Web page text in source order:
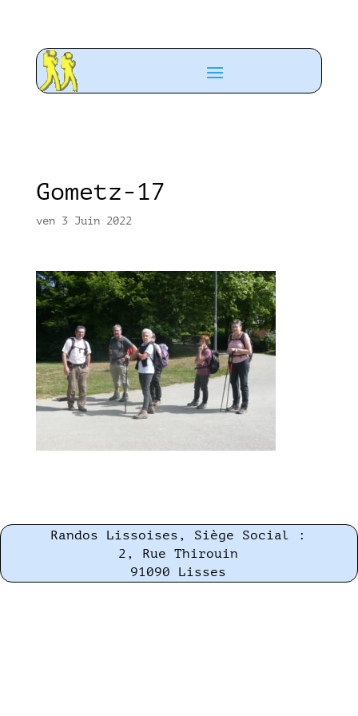
Gometz-17
ven 3 Juin 2022
Randos Lissoises, Siège Social :
2, Rue Thirouin
91090 Lisses